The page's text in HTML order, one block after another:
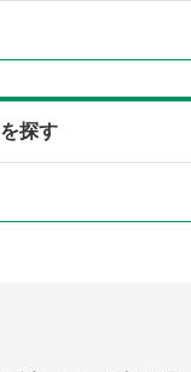
探す